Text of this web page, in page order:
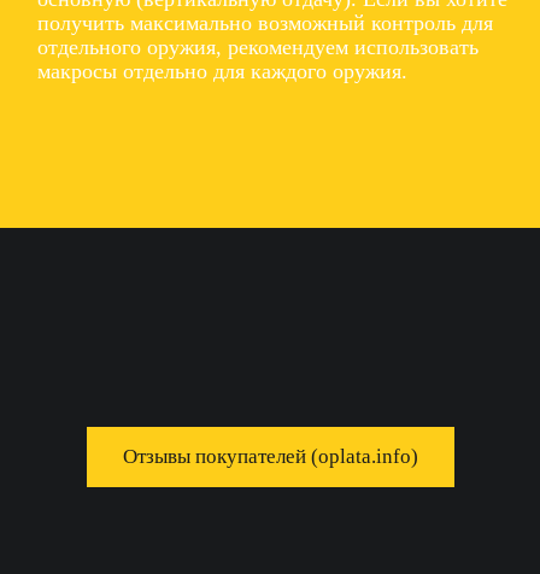
получить максимально возможный контроль для
отдельного оружия, рекомендуем использовать
макросы отдельно для каждого оружия.
Отзывы покупателей (oplata.info)